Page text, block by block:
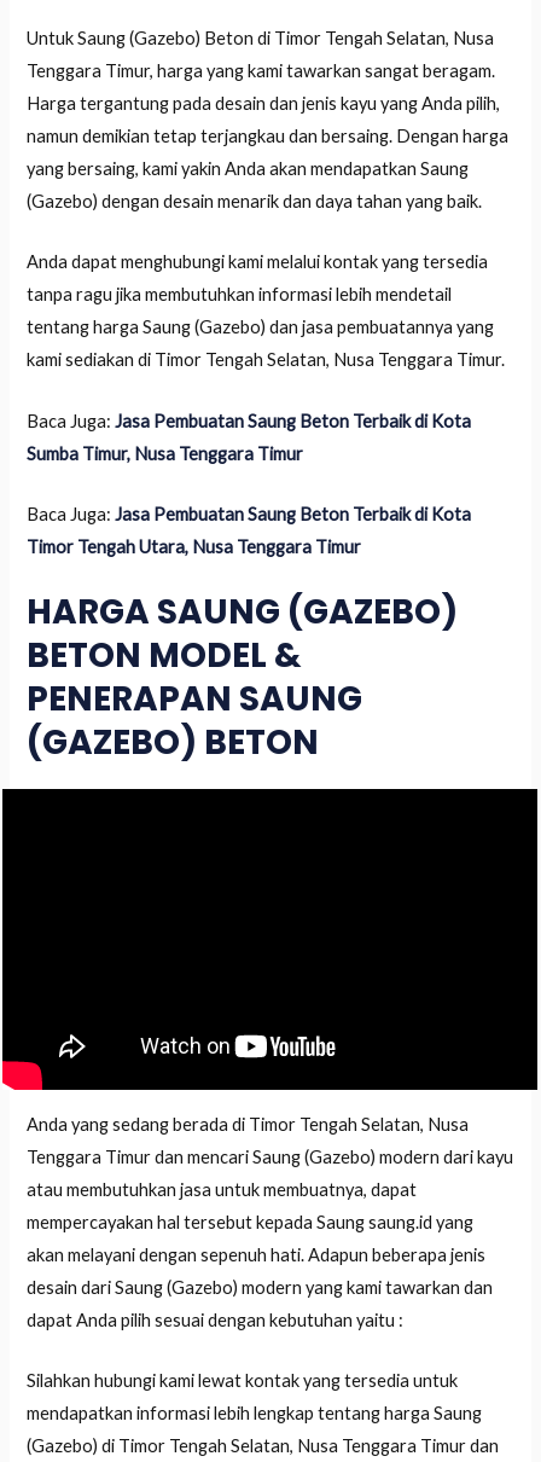
Untuk Saung (Gazebo) Beton di Timor Tengah Selatan, Nusa
Tenggara Timur, harga yang kami tawarkan sangat beragam.
Harga tergantung pada desain dan jenis kayu yang Anda pilih,
namun demikian tetap terjangkau dan bersaing. Dengan harga
yang bersaing, kami yakin Anda akan mendapatkan Saung
(Gazebo) dengan desain menarik dan daya tahan yang baik.
Anda dapat menghubungi kami melalui kontak yang tersedia
tanpa ragu jika membutuhkan informasi lebih mendetail
tentang harga Saung (Gazebo) dan jasa pembuatannya yang
kami sediakan di Timor Tengah Selatan, Nusa Tenggara Timur.
Baca Juga:Jasa Pembuatan Saung Beton Terbaik di Kota
Sumba Timur, Nusa Tenggara Timur
Baca Juga:Jasa Pembuatan Saung Beton Terbaik di Kota
Timor Tengah Utara, Nusa Tenggara Timur
HARGA SAUNG (GAZEBO)
BETON MODEL &
PENERAPAN SAUNG
(GAZEBO) BETON
Anda yang sedang berada di Timor Tengah Selatan, Nusa
Tenggara Timur dan mencari Saung (Gazebo) modern dari kayu
atau membutuhkan jasa untuk membuatnya, dapat
mempercayakan hal tersebut kepada Saung saung.id yang
akan melayani dengan sepenuh hati. Adapun beberapa jenis
desain dari Saung (Gazebo) modern yang kami tawarkan dan
dapat Anda pilih sesuai dengan kebutuhan yaitu :
Silahkan hubungi kami lewat kontak yang tersedia untuk
mendapatkan informasi lebih lengkap tentang harga Saung
(Gazebo) di Timor Tengah Selatan, Nusa Tenggara Timur dan